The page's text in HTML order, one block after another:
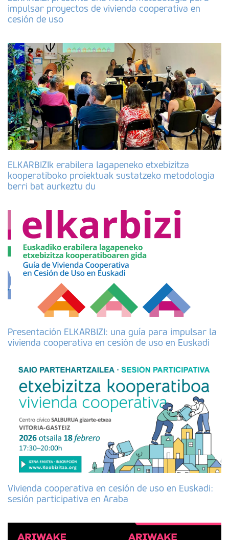
impulsar proyectos de vivienda cooperativa en
cesión de uso
ELKARBIZIk erabilera lagapeneko etxebizitza
kooperatiboko proiektuak sustatzeko metodologia
berri bat aurkeztu du
Presentación ELKARBIZI: una guía para impulsar la
vivienda cooperativa en cesión de uso en Euskadi
Vivienda cooperativa en cesión de uso en Euskadi:
sesión participativa en Araba